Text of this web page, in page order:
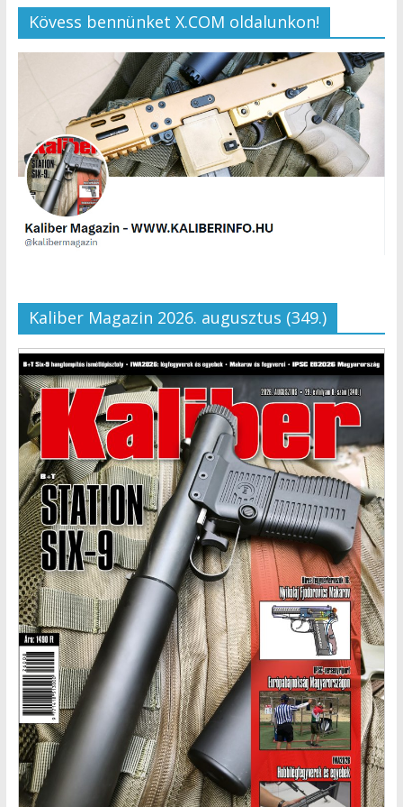
Kövess bennünket X.COM oldalunkon!
Kaliber Magazin 2026. augusztus (349.)